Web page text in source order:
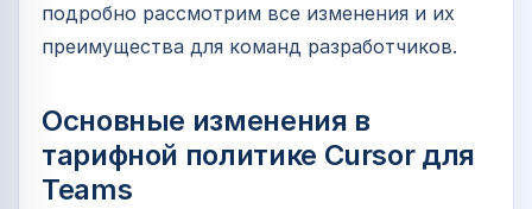
подробно рассмотрим все изменения и их
преимущества для команд разработчиков.
Основные изменения в
тарифной политике Cursor для
Teams